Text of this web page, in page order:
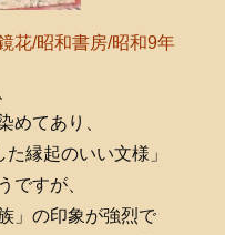
花/昭和書房/昭和9年
めてあり、
縁起のいい文様」
ですが、
」の印象が強烈で